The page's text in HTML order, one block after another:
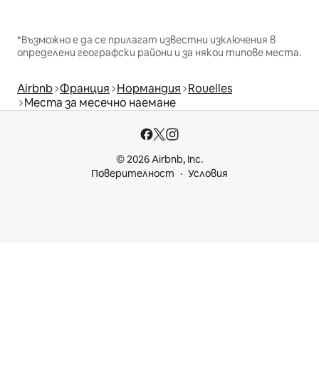
*Възможно е да се прилагат известни изключения в
определени географски райони и за някои типове места.
Airbnb Франция Нормандия Rouelles
Места за месечно наемане
© 2026 Airbnb, Inc.
Поверителност
Условия